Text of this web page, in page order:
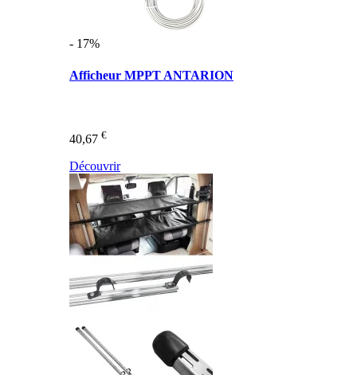
- 17%
Afficheur MPPT ANTARION
40,67 €
Découvrir